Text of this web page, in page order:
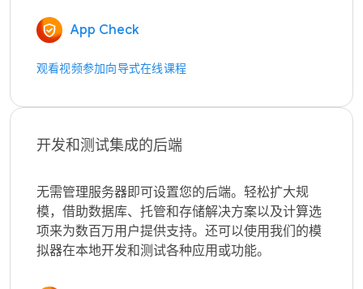
App Check
观看视频参加向导式在线课程
开发和测试集成的后端
无需管理服务器即可设置您的后端。轻松扩大规
模，借助数据库、托管和存储解决方案以及计算选
项来为数百万用户提供支持。还可以使用我们的模